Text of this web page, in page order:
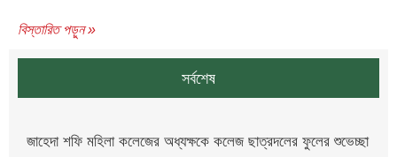
বিস্তারিত পড়ুন »
সর্বশেষ
জাহেদা শফি মহিলা কলেজের অধ্যক্ষকে কলেজ ছাত্রদলের ফুলের শুভেচ্ছা